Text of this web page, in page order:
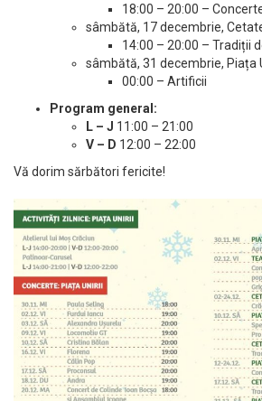
18:00 – 20:00 –
sâmbătă, 17 decembrie,
14:00 – 20:00 – Tradiții
sâmbătă, 31 decembrie, Piața
00:00 – Artificii
Program general:
L – J 11:00 – 21:00
V – D 12:00 – 22:00
Vă dorim sărbători fericite!